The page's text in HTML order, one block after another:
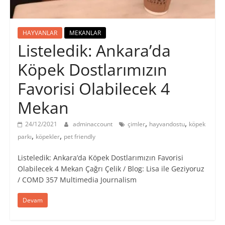
HAYVANLAR MEKANLAR
Listeledik: Ankara’da
Köpek Dostlarımızın
Favorisi Olabilecek 4
Mekan
24/12/2021 adminaccount çimler, hayvandostu, köpek
parkı, köpekler, pet friendly
Listeledik: Ankara’da Köpek Dostlarımızın Favorisi
Olabilecek 4 Mekan Çağrı Çelik / Blog: Lisa ile Geziyoruz
/ COMD 357 Multimedia Journalism
Devam